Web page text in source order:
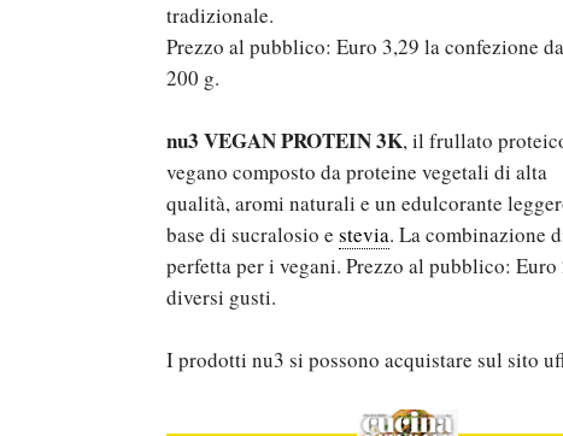
tradizionale.
Prezzo al pubblico: Euro 3,29 la confezione da
200 g.
nu3 VEGAN PROTEIN 3K, il frullato
vegano composto da proteine vegetali di alta
qualità, aromi naturali e un edulcorante
base di sucralosio e stevia. La combinazione
perfetta per i vegani. Prezzo al pubblico:
diversi gusti.
I prodotti nu3 si possono acquistare sul sito